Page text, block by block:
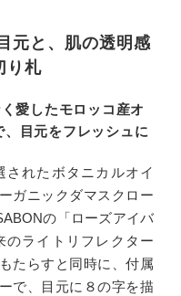
元と、肌の透明感
り札
愛したモロッコ産オ
目元をフレッシュに
されたボタニカルオイ
ガニックダマスクロー
の「ローズアイバ
のライトリフレクター
たらすと同時に、付属
で、目元に８の字を描